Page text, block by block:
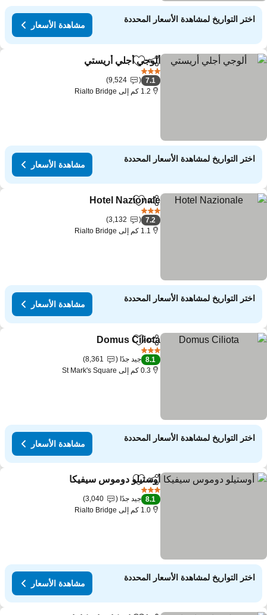
اختر التواريخ لمشاهدة الأسعار المحددة
مشاهدة الأسعار
مشاركةAdd to favorites
ألوجي أجلي أريستي
7.1
9,524
1.2 كم إلى Rialto Bridge
اختر التواريخ لمشاهدة الأسعار المحددة
مشاهدة الأسعار
مشاركةAdd to favorites
Hotel Nazionale
7.2
3,132
1.1 كم إلى Rialto Bridge
اختر التواريخ لمشاهدة الأسعار المحددة
مشاهدة الأسعار
مشاركةAdd to favorites
Domus Ciliota
8.1 جيد جدًا
8,361
0.3 كم إلى St Mark's Square
اختر التواريخ لمشاهدة الأسعار المحددة
مشاهدة الأسعار
مشاركةAdd to favorites
أوستيلو دوموس سيفيكا
8.1 جيد جدًا
3,040
1.0 كم إلى Rialto Bridge
اختر التواريخ لمشاهدة الأسعار المحددة
مشاهدة الأسعار